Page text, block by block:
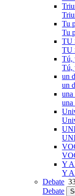
Tu
Tu
TU
TU
Tú,
Tú,
un
un
una
una
Y
Y
Debate
Debate